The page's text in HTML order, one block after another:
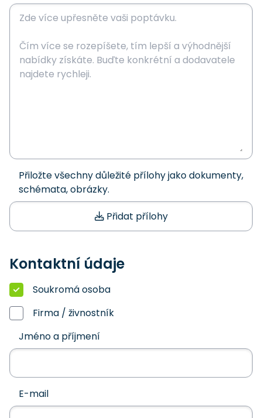
Přiložte všechny důležité přílohy jako dokumenty,
schémata, obrázky.
Přidat přílohy
Kontaktní údaje
Soukromá osoba
Firma / živnostník
Jméno a příjmení
E-mail